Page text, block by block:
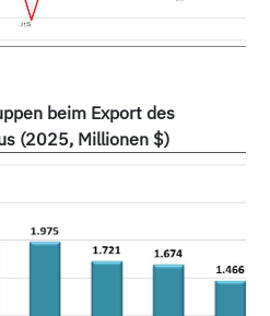
beim Export des
(2025, Millionen $)